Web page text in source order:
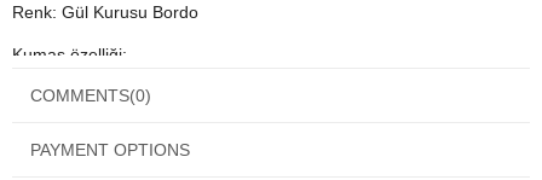
Renk: Gül Kurusu Bordo
Kumaş özelliği:
Üst: %100 Pamuk
COMMENTS(0)
PAYMENT OPTIONS